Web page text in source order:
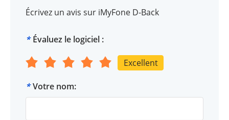
Écrivez un avis sur iMyFone D-Back
* Évaluez le logiciel :
Excellent
* Votre nom: